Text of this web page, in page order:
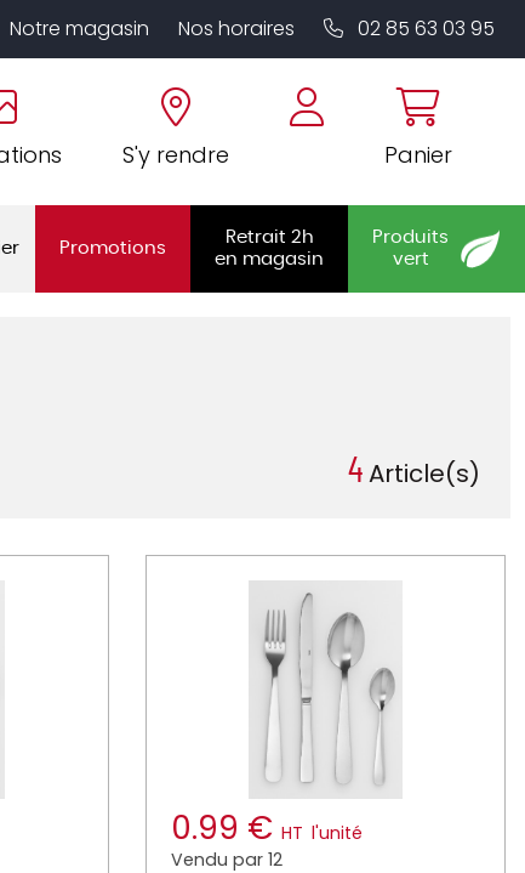
Notre magasin Nos horaires 02 85 63 03 95
S'y rendre Panier
Promotions
Retrait 2h
en magasin
Produits
vert
4Article(s)
0.99 € HT l'unité
Vendu par 12